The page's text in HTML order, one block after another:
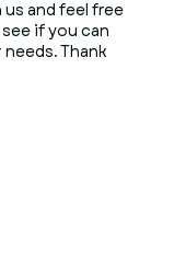
and feel free
if you can
Thank